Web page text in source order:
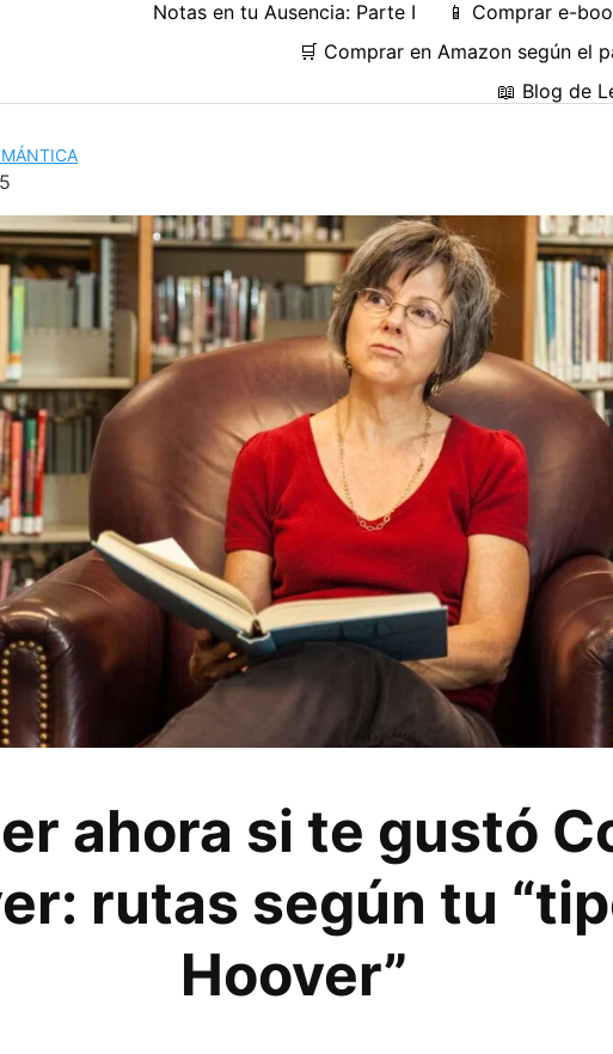
Notas en tu Ausencia: Parte I
📱 Comprar e-
🛒 Comprar en Amazon según el
📖 Blog de
ahora si te gustó
rutas según tu
Hoover”